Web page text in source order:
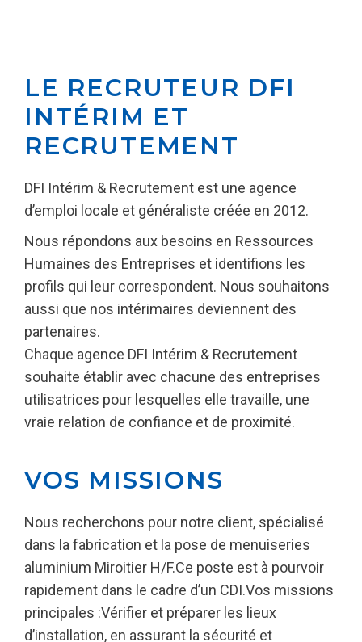
LE RECRUTEUR DFI
INTÉRIM ET
RECRUTEMENT
DFI Intérim & Recrutement est une agence
d’emploi locale et généraliste créée en 2012.
Nous répondons aux besoins en Ressources
Humaines des Entreprises et identifions les
profils qui leur correspondent. Nous souhaitons
aussi que nos intérimaires deviennent des
partenaires.
Chaque agence DFI Intérim & Recrutement
souhaite établir avec chacune des entreprises
utilisatrices pour lesquelles elle travaille, une
vraie relation de confiance et de proximité.
VOS MISSIONS
Nous recherchons pour notre client, spécialisé
dans la fabrication et la pose de menuiseries
aluminium Miroitier H/F.Ce poste est à pourvoir
rapidement dans le cadre d’un CDI.Vos missions
principales :Vérifier et préparer les lieux
d’installation, en assurant la sécurité et